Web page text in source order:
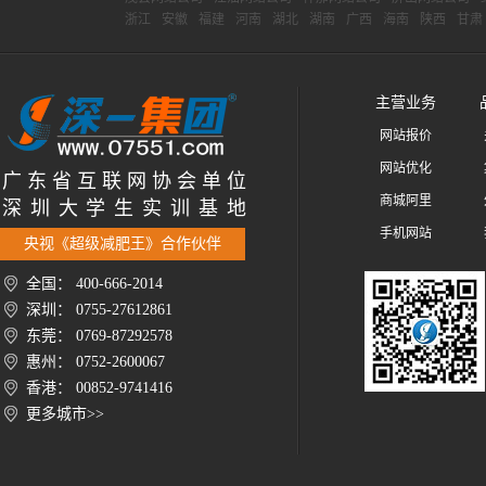
浙江
安徽 福建 河南 湖北 湖南 广西 海南 陕西 甘肃
广 东 省 互 联 网 协 会 单 位
深 圳 大 学 生 实 训 基 地
央视《超级减肥王》合作伙伴
全国： 400-666-2014
深圳： 0755-27612861
东莞： 0769-87292578
惠州： 0752-2600067
香港： 00852-9741416
更多城市>>
主营业务
网站报价
网站优化
商城阿里
手机网站